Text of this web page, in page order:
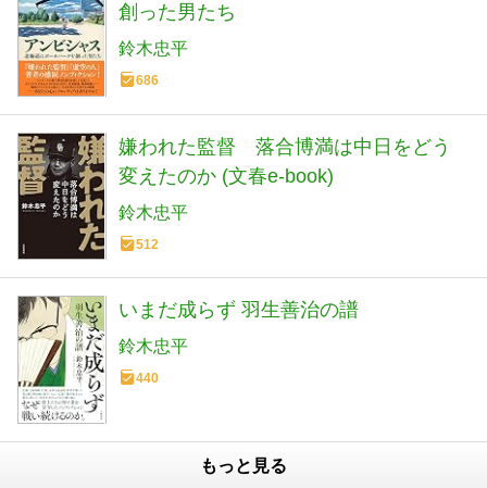
創った男たち
鈴木忠平
686
嫌われた監督 落合博満は中日をどう
変えたのか (文春e-book)
鈴木忠平
512
いまだ成らず 羽生善治の譜
鈴木忠平
440
もっと見る